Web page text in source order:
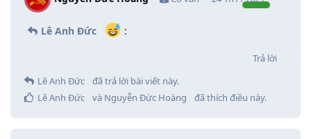
Lê Anh Đức :
Trả lời
Lê Anh Đức
đã trả lời bài viết này.
Lê Anh Đức
và Nguyễn Đức Hoàng đã thích điều này.